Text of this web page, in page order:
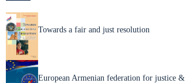
Towards a fair and just resolution
European Armenian federation for justice &